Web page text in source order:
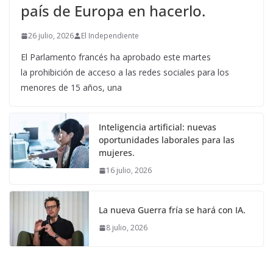
país de Europa en hacerlo.
26 julio, 2026 El Independiente
El Parlamento francés ha aprobado este martes
la prohibición de acceso a las redes sociales para los
menores de 15 años, una
Inteligencia artificial: nuevas
oportunidades laborales para las
mujeres.
16 julio, 2026
La nueva Guerra fría se hará con IA.
8 julio, 2026